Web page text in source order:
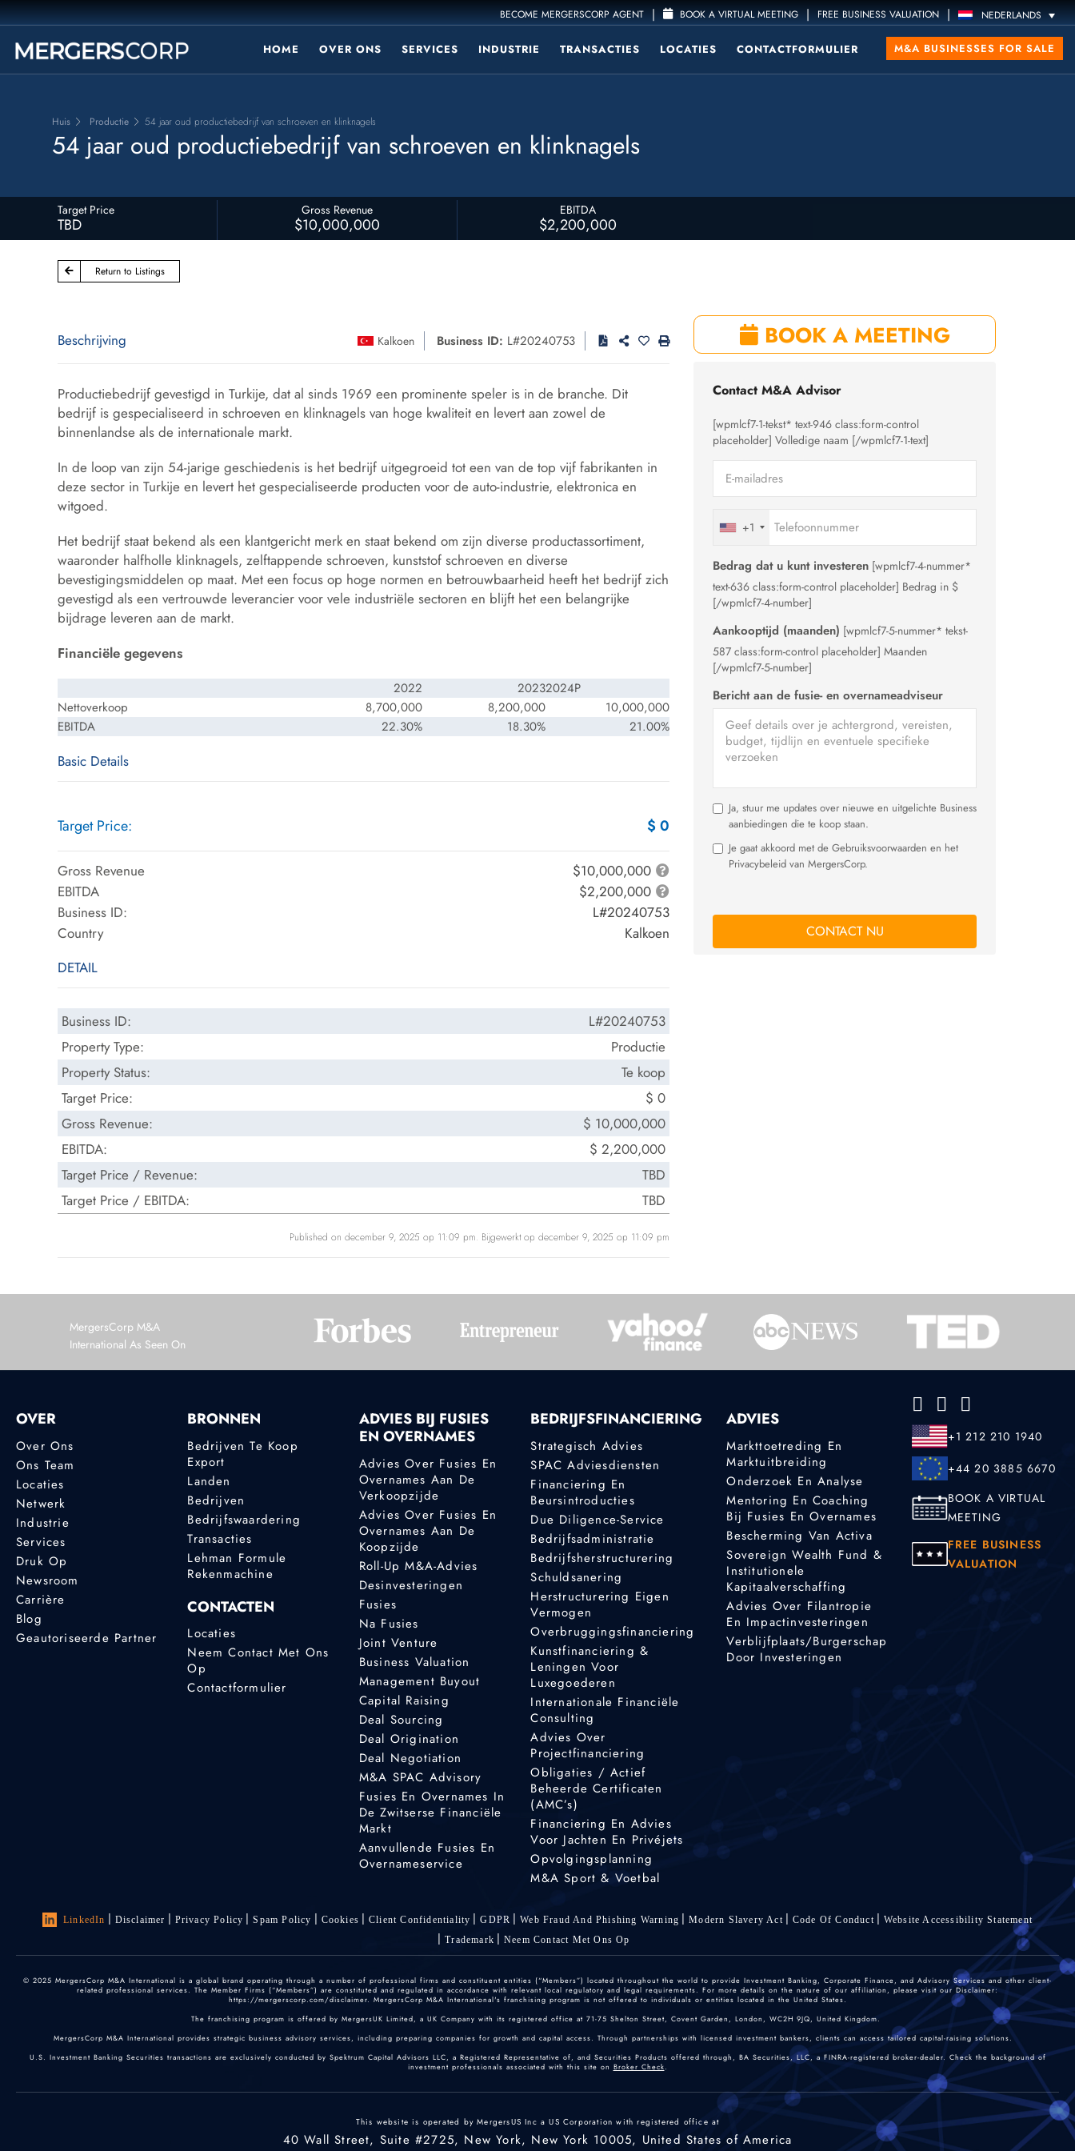
BECOME MERGERSCORP AGENT | BOOK A VIRTUAL MEETING | FREE BUSINESS VALUATION | NEDERLANDS
HOME OVER ONS SERVICES INDUSTRIE TRANSACTIES LOCATIES CONTACTFORMULIER M&A BUSINESSES FOR SALE
Huis Productie 54 jaar oud productiebedrijf van schroeven en klinknagels
54 jaar oud productiebedrijf van schroeven en klinknagels
Target Price
TBD
Gross Revenue
$10,000,000
EBITDA
$2,200,000
Return to Listings
Beschrijving Kalkoen Business ID: L#20240753
Productiebedrijf gevestigd in Turkije, dat al sinds 1969 een prominente speler is in de branche. Dit
bedrijf is gespecialiseerd in schroeven en klinknagels van hoge kwaliteit en levert aan zowel de
binnenlandse als de internationale markt.
In de loop van zijn 54-jarige geschiedenis is het bedrijf uitgegroeid tot een van de top vijf fabrikanten in
deze sector in Turkije en levert het gespecialiseerde producten voor de auto-industrie, elektronica en
witgoed.
Het bedrijf staat bekend als een klantgericht merk en staat bekend om zijn diverse productassortiment,
waaronder halfholle klinknagels, zelftappende schroeven, kunststof schroeven en diverse
bevestigingsmiddelen op maat. Met een focus op hoge normen en betrouwbaarheid heeft het bedrijf zich
gevestigd als een vertrouwde leverancier voor vele industriële sectoren en blijft het een belangrijke
bijdrage leveren aan de markt.
Financiële gegevens
2022 20232024P
Nettoverkoop
8,700,000 8,200,000
10,000,000
EBITDA
22.30% 18.30% 21.00%
Basic Details
Target Price: $ 0
Gross Revenue
$10,000,000
EBITDA
$2,200,000
Business ID:
L#20240753
Country
Kalkoen
DETAIL
Business ID:
L#20240753
Property Type:
Productie
Property Status:
Te koop
Target Price:
$ 0
Gross Revenue:
$ 10,000,000
EBITDA:
$ 2,200,000
Target Price / Revenue:
TBD
Target Price / EBITDA:
TBD
Published on december 9, 2025 op 11:09 pm. Bijgewerkt op december 9, 2025 op 11:09 pm
BOOK A MEETING
Contact M&A Advisor
[wpmlcf7-1-tekst* text-946 class:form-control
placeholder] Volledige naam [/wpmlcf7-1-text]
+1
Bedrag dat u kunt investeren [wpmlcf7-4-nummer*
text-636 class:form-control placeholder] Bedrag in $
[/wpmlcf7-4-number]
Aankooptijd (maanden) [wpmlcf7-5-nummer* tekst-
587 class:form-control placeholder] Maanden
[/wpmlcf7-5-number]
Bericht aan de fusie- en overnameadviseur
Ja, stuur me updates over nieuwe en uitgelichte Business
aanbiedingen die te koop staan.
Je gaat akkoord met de Gebruiksvoorwaarden en het
Privacybeleid van MergersCorp.
MergersCorp M&A
International As Seen On
OVER
Over Ons
Ons Team
Locaties
Netwerk
Industrie
Services
Druk Op
Newsroom
Carrière
Blog
Geautoriseerde Partner
BRONNEN
Bedrijven Te Koop
Export
Landen
Bedrijven
Bedrijfswaardering
Transacties
Lehman Formule
Rekenmachine
CONTACTEN
Locaties
Neem Contact Met Ons
Op
Contactformulier
ADVIES BIJ FUSIES
EN OVERNAMES
Advies Over Fusies En
Overnames Aan De
Verkoopzijde
Advies Over Fusies En
Overnames Aan De
Koopzijde
Roll-Up M&A-Advies
Desinvesteringen
Fusies
Na Fusies
Joint Venture
Business Valuation
Management Buyout
Capital Raising
Deal Sourcing
Deal Origination
Deal Negotiation
M&A SPAC Advisory
Fusies En Overnames In
De Zwitserse Financiële
Markt
Aanvullende Fusies En
Overnameservice
BEDRIJFSFINANCIERING
Strategisch Advies
SPAC Adviesdiensten
Financiering En
Beursintroducties
Due Diligence-Service
Bedrijfsadministratie
Bedrijfsherstructurering
Schuldsanering
Herstructurering Eigen
Vermogen
Overbruggingsfinanciering
Kunstfinanciering &
Leningen Voor
Luxegoederen
Internationale Financiële
Consulting
Advies Over
Projectfinanciering
Obligaties / Actief
Beheerde Certificaten
(AMC’s)
Financiering En Advies
Voor Jachten En Privéjets
Opvolgingsplanning
M&A Sport & Voetbal
ADVIES
Markttoetreding En
Marktuitbreiding
Onderzoek En Analyse
Mentoring En Coaching
Bij Fusies En Overnames
Bescherming Van Activa
Sovereign Wealth Fund &
Institutionele
Kapitaalverschaffing
Advies Over Filantropie
En Impactinvesteringen
Verblijfplaats/burgerschap
Door Investeringen
+1 212 210 1940
+44 20 3885 6670
BOOK A VIRTUAL
MEETING
FREE BUSINESS
VALUATION
LinkedIn Disclaimer Privacy Policy Spam Policy Cookies Client Confidentiality GDPR Web Fraud And Phishing Warning Modern Slavery Act Code Of Conduct
Website Accessibility Statement
Trademark
Neem Contact Met Ons Op
© 2025 MergersCorp M&A International is a global brand operating through a number of professional firms and constituent entities (“Members”) located throughout the world to provide Investment Banking, Corporate Finance, and Advisory Services and other client-
related professional services. The Member Firms (“Members”) are constituted and regulated in accordance with relevant local regulatory and legal requirements. For more details on the nature of our affiliation, please visit our Disclaimer:
https://mergerscorp.com/disclaimer. MergersCorp M&A International's franchising program is not offered to individuals or entities located in the United States.
The franchising program is offered by MergersUK Limited, a UK Company with its registered office at 71-75 Shelton Street, Covent Garden, London, WC2H 9JQ, United Kingdom.
MergersCorp M&A International provides strategic business advisory services, including preparing companies for growth and capital access. Through partnerships with licensed investment bankers, clients can access tailored capital-raising solutions.
U.S. Investment Banking Securities transactions are exclusively conducted by Spektrum Capital Advisors LLC, a Registered Representative of, and Securities Products offered through, BA Securities, LLC, a FINRA-registered broker-dealer. Check the background of
investment professionals associated with this site on Broker Check.
This website is operated by MergersUS Inc a US Corporation with registered office at
40 Wall Street, Suite #2725, New York, New York 10005, United States of America